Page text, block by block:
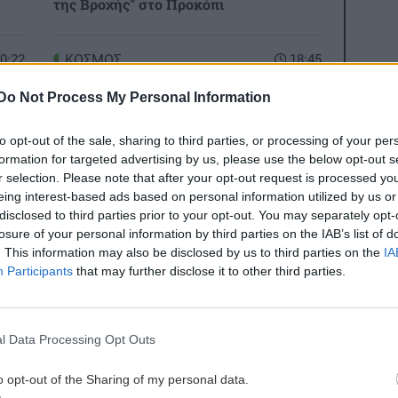
Do Not Process My Personal Information
opt-out of the sale, sharing to third parties, or processing of your
for targeted advertising by us, please use the below opt-out
selection. Please note that after your opt-out request is processed
interest-based ads based on personal information utilized by us
to third parties prior to your opt-out. You may separately
of your personal information by third parties on the IAB’s list of
This information may also be disclosed by us to third parties on the
Participants that may further disclose it to other third parties.
Data Processing Opt Outs
opt-out of the Sharing of my personal data.
18:45
ΚΟΣΜΟΣ
Ιαπωνία: Τραυματίες και πάνω από
18:34
ΥΓΕΙΑ
Ιός Δυτικού Νείλου: Τα "καμπανάκια"
των συμπτωμάτων - Τα μέτρα
προστασίας μέχρι τον Οκτώβριο
Λορέντσο Ντίκμαν – Την Κυριακή στο
οι ειδήσεις